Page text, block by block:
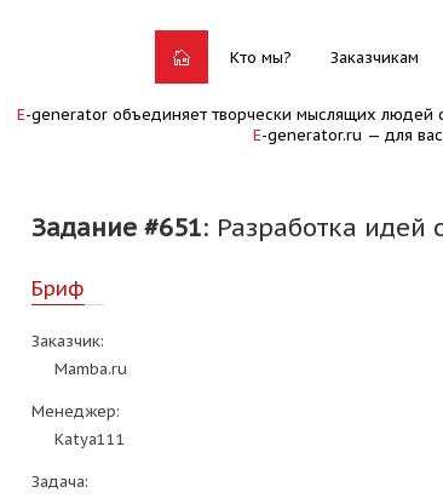
Кто мы? Заказчикам
E-generator объединяет творчески мыслящих людей
E-generator.ru — для
Задание #651: Разработка
Бриф
Заказчик:
Mamba.ru
Менеджер:
Katya111
Задача: